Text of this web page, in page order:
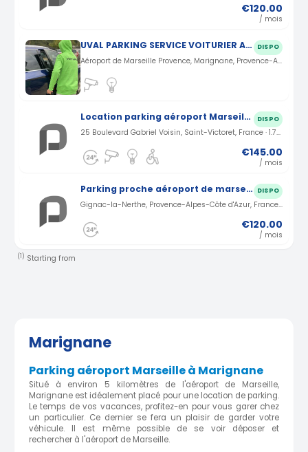
€120.00
/ mois
UVAL PARKING SERVICE VOITURIER AEROPORT MARSEILLE PROVENCE DISPO
Aéroport de Marseille Provence, Marignane, Provence-Alpes-Côte d'Azur, France · 1.76 km
Location parking aéroport Marseille à Saint-Victoret (13) DISPO
25 Boulevard Gabriel Voisin, Saint-Victoret, France · 1.78 km
€145.00
/ mois
Parking proche aéroport de marseille DISPO
Gignac-la-Nerthe, Provence-Alpes-Côte d'Azur, France · 3.56 km
€120.00
/ mois
(1) Starting from
Marignane
Parking aéroport Marseille à Marignane
Situé à environ 5 kilomètres de l'aéroport de Marseille,
Marignane est idéalement placé pour une location de parking.
Le temps de vos vacances, profitez-en pour vous garer chez
un particulier. Ce dernier se fera un plaisir de garder votre
véhicule. Il est même possible de se voir déposer et
rechercher à l'aéroport de Marseille.